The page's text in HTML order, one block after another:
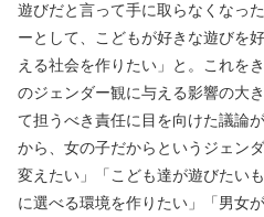
遊びだと言って手に取らなくなっ
ーとして、こどもが好きな遊びを
える社会を作りたい」と。これを
のジェンダー観に与える影響の大
て担うべき責任に目を向けた議論
から、女の子だからというジェン
変えたい」「こども達が遊びたい
に選べる環境を作りたい」「男女